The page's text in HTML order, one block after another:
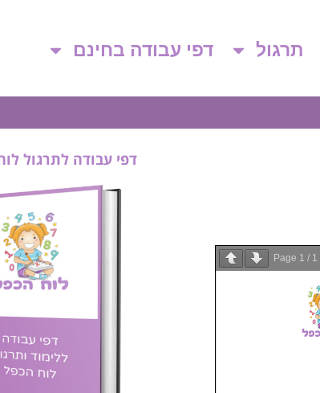
תרגול דפי עבודה בחינם
Page 1 / 1
דפי עבודה לתרגול